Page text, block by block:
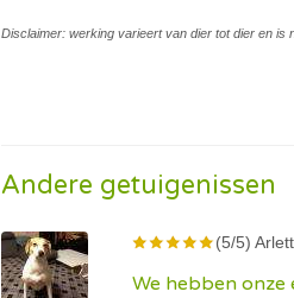
Disclaimer: werking varieert van dier tot dier en is
Andere getuigenissen
(5/5)
We hebben onze